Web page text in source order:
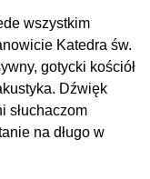
wszystkim
Katedra św.
gotycki kościół
Dźwięk
słuchaczom
na długo w